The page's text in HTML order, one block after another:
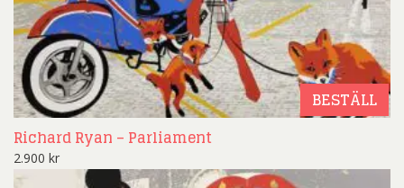
BESTÄLL
Richard Ryan – Parliament
2.900 kr